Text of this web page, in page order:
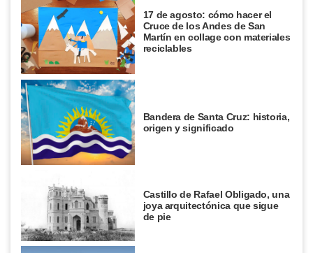
17 de agosto: cómo hacer el
Cruce de los Andes de San
Martín en collage con materiales
reciclables
Bandera de Santa Cruz: historia,
origen y significado
Castillo de Rafael Obligado, una
joya arquitectónica que sigue
de pie